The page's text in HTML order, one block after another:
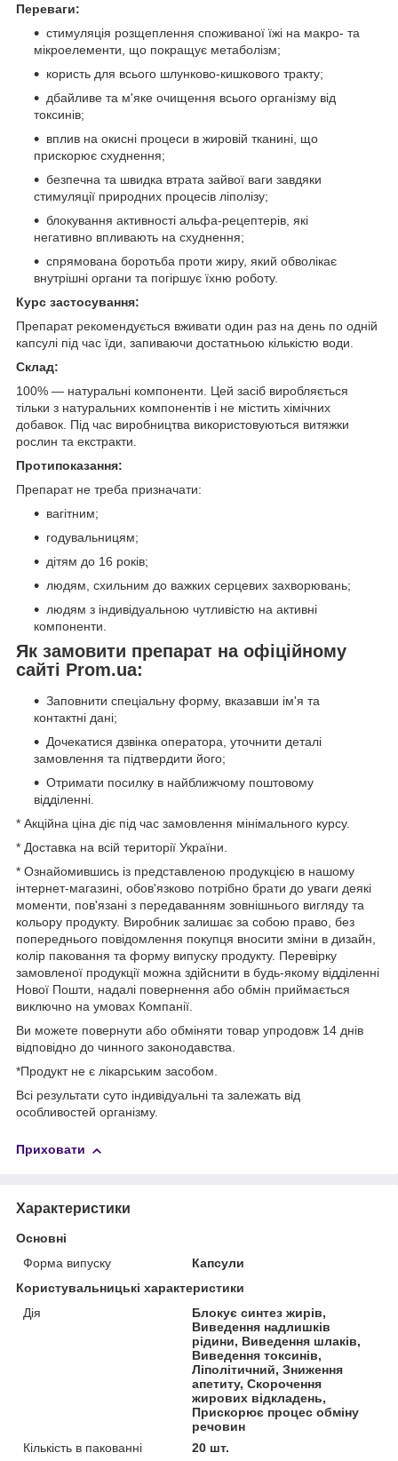
Переваги:
стимуляція розщеплення споживаної їжі на макро- та
мікроелементи, що покращує метаболізм;
користь для всього шлунково-кишкового тракту;
дбайливе та м'яке очищення всього організму від
токсинів;
вплив на окисні процеси в жировій тканині, що
прискорює схуднення;
безпечна та швидка втрата зайвої ваги завдяки
стимуляції природних процесів ліполізу;
блокування активності альфа-рецептерів, які
негативно впливають на схуднення;
спрямована боротьба проти жиру, який обволікає
внутрішні органи та погіршує їхню роботу.
Курс застосування:
Препарат рекомендується вживати один раз на день по одній
капсулі під час їди, запиваючи достатньою кількістю води.
Склад:
100% — натуральні компоненти. Цей засіб виробляється
тільки з натуральних компонентів і не містить хімічних
добавок. Під час виробництва використовуються витяжки
рослин та екстракти.
Протипоказання:
Препарат не треба призначати:
вагітним;
годувальницям;
дітям до 16 років;
людям, схильним до важких серцевих захворювань;
людям з індивідуальною чутливістю на активні
компоненти.
Як замовити препарат на офіційному
сайті Prom.ua:
Заповнити спеціальну форму, вказавши ім'я та
контактні дані;
Дочекатися дзвінка оператора, уточнити деталі
замовлення та підтвердити його;
Отримати посилку в найближчому поштовому
відділенні.
* Акційна ціна діє під час замовлення мінімального курсу.
* Доставка на всій території України.
* Ознайомившись із представленою продукцією в нашому
інтернет-магазині, обов'язково потрібно брати до уваги деякі
моменти, пов'язані з передаванням зовнішнього вигляду та
кольору продукту. Виробник залишає за собою право, без
попереднього повідомлення покупця вносити зміни в дизайн,
колір паковання та форму випуску продукту. Перевірку
замовленої продукції можна здійснити в будь-якому відділенні
Нової Пошти, надалі повернення або обмін приймається
виключно на умовах Компанії.
Ви можете повернути або обміняти товар упродовж 14 днів
відповідно до чинного законодавства.
*Продукт не є лікарським засобом.
Всі результати суто індивідуальні та залежать від
особливостей організму.
Приховати
Характеристики
Основні
Форма випуску
Капсули
Користувальницькі характеристики
Дія
Блокує синтез жирів,
Виведення надлишків
рідини, Виведення шлаків,
Виведення токсинів,
Ліполітичний, Зниження
апетиту, Скорочення
жирових відкладень,
Прискорює процес обміну
речовин
Кількість в пакованні
20 шт.